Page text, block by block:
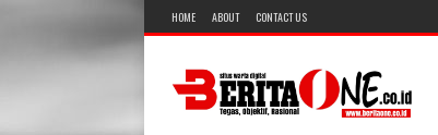
HOME ABOUT CONTACT US